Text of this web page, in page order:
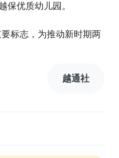
保优质幼儿园。
标志，为推动新时期两
越通社